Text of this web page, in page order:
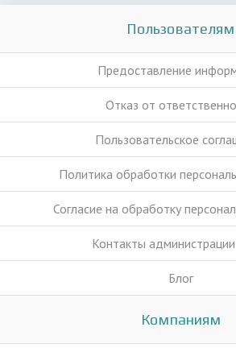
Пользователям
Предоставление
Отказ от
Пользовательское
Политика обработки
Согласие на обработку
Контакты
Блог
Компаниям